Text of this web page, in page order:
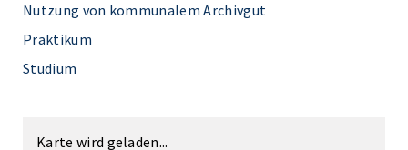
Nutzung von kommunalem Archivgut
Praktikum
Studium
Karte wird geladen...